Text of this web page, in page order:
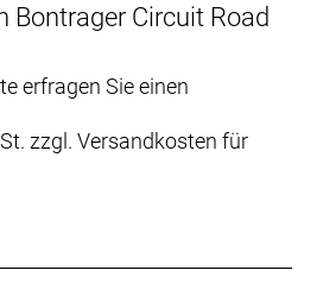
Bontrager Circuit Road
erfragen Sie einen
zzgl. Versandkosten für